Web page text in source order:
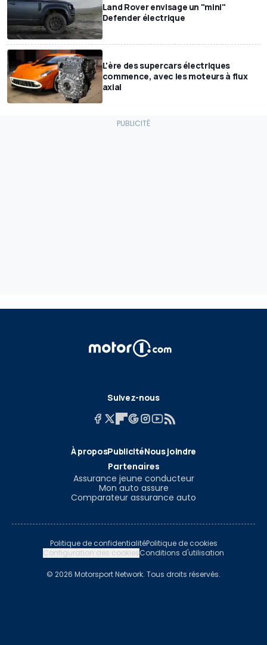
Land Rover envisage un "mini"
Defender électrique
L'ère des supercars électriques
commence, avec les moteurs à flux
axial
Suivez-nous
À proposPublicitéNous joindre
Partenaires
Assurance jeune conducteur
Mon auto assure
Comparateur assurance auto
Politique de confidentialitéPolitique de cookies
Configuration des cookiesConditions d'utilisation
© 2026 Motorsport Network. Tous droits réservés.